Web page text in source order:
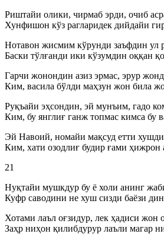
Риштайи олики, чирмаб эрди, очиб
Хунфишон кўз рагларидек дийдайи
Нотавон жисмим кўрунди заъфдин ул
Баски тўлғанди ики кўзумдин оққан
Гарчи жонондин азиз эрмас, эрур
Ким, васила бўлди маҳзун жон била
Руқъайи эҳсондин, эй мунъим, гадо
Ким, бу янглиғ ганж топмас кимса бу
Эй Навоий, номайи мақсуд етти
Ким, хати озодлиғ будир ғами ҳижрон
21
Нуқтайи мушкдур бу ё холи анинг
Куфр саводини не хуш сизди баёзи
Хотами лаъл оғзидур, лек ҳадиси жон
Заҳр ниҳон қилибдурур лаъли магар